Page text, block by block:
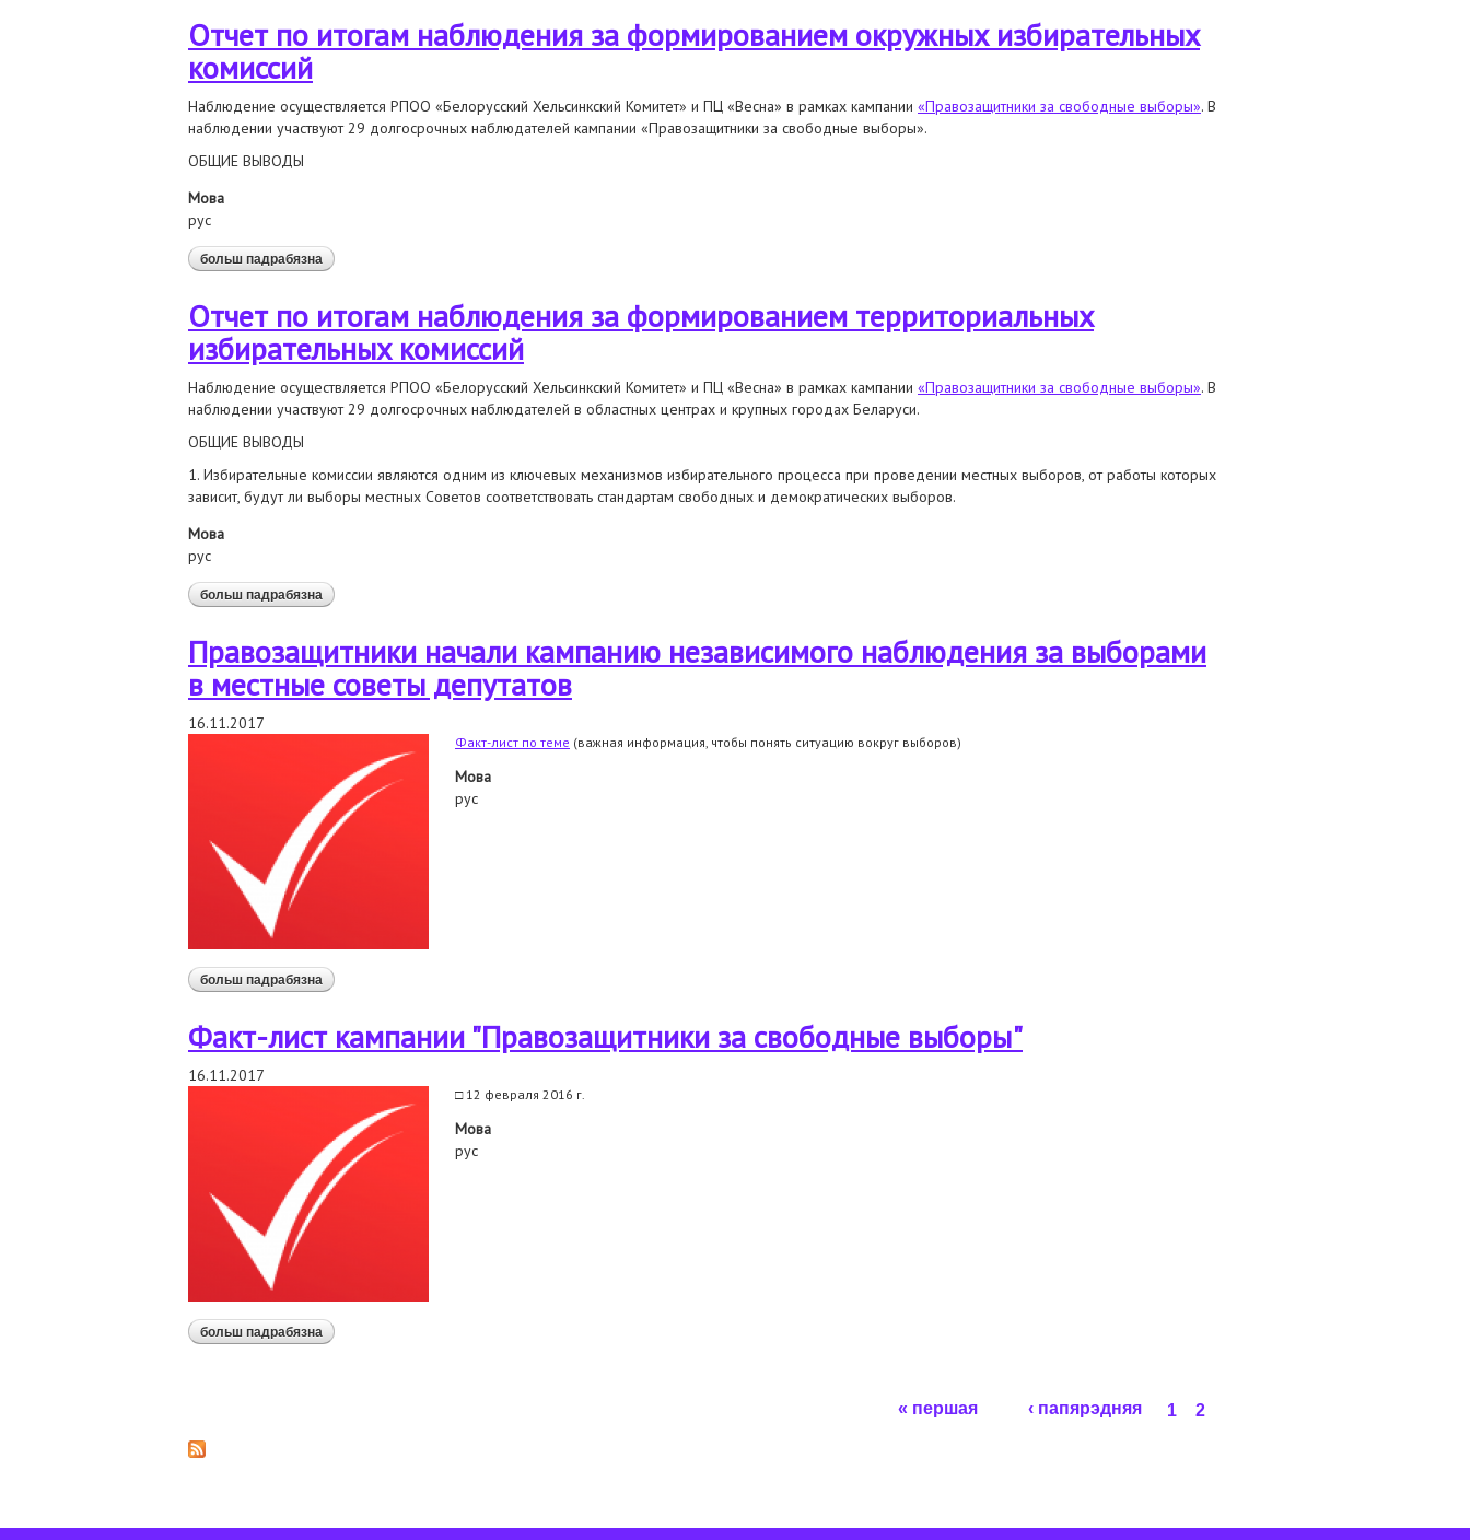
Отчет по итогам наблюдения за формированием окружных избирательных
комиссий
Наблюдение осуществляется РПОО «Белорусский Хельсинкский Комитет» и ПЦ «Весна» в рамках кампании «Правозащитники за свободные выборы». В
наблюдении участвуют 29 долгосрочных наблюдателей кампании «Правозащитники за свободные выборы».
ОБЩИЕ ВЫВОДЫ
Мова
рус
больш падрабязна аб отчет по итогам наблюдения за формированием окружных избирательных комиссий
Отчет по итогам наблюдения за формированием территориальных
избирательных комиссий
Наблюдение осуществляется РПОО «Белорусский Хельсинкский Комитет» и ПЦ «Весна» в рамках кампании «Правозащитники за свободные выборы». В
наблюдении участвуют 29 долгосрочных наблюдателей в областных центрах и крупных городах Беларуси.
ОБЩИЕ ВЫВОДЫ
1. Избирательные комиссии являются одним из ключевых механизмов избирательного процесса при проведении местных выборов, от работы которых
зависит, будут ли выборы местных Советов соответствовать стандартам свободных и демократических выборов.
Мова
рус
больш падрабязна аб отчет по итогам наблюдения за формированием территориальных избирательных комиссий
Правозащитники начали кампанию независимого наблюдения за выборами
в местные советы депутатов
16.11.2017
Факт-лист по теме (важная информация, чтобы понять ситуацию вокруг выборов)
Мова
рус
больш падрабязна аб правозащитники начали кампанию независимого наблюдения за выборами в местные советы депутатов
Факт-лист кампании "Правозащитники за свободные выборы"
16.11.2017
□ 12 февраля 2016 г.
Мова
рус
больш падрабязна аб факт-лист кампании "правозащитники за свободные выборы"
« першая ‹ папярэдняя 1 2